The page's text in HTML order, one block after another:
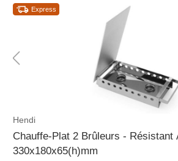
Express
Hendi
Chauffe-Plat 2 Brûleurs - Résistant
330x180x65(h)mm